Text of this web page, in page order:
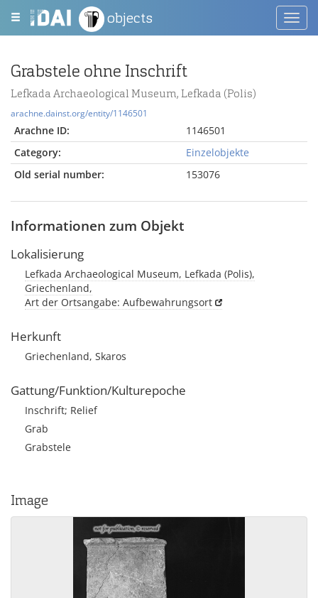
objects
Grabstele ohne Inschrift
Lefkada Archaeological Museum, Lefkada (Polis)
arachne.dainst.org/entity/1146501
Arachne ID:
1146501
Category:
Einzelobjekte
Old serial number:
153076
Informationen zum Objekt
Lokalisierung
Lefkada Archaeological Museum, Lefkada (Polis),
Griechenland,
Art der Ortsangabe: Aufbewahrungsort
Herkunft
Griechenland, Skaros
Gattung/Funktion/Kulturepoche
Inschrift; Relief
Grab
Grabstele
Image